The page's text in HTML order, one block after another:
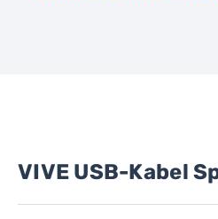
VIVE USB-Kabel